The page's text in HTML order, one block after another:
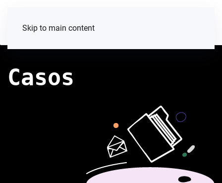
Skip to main content
Casos